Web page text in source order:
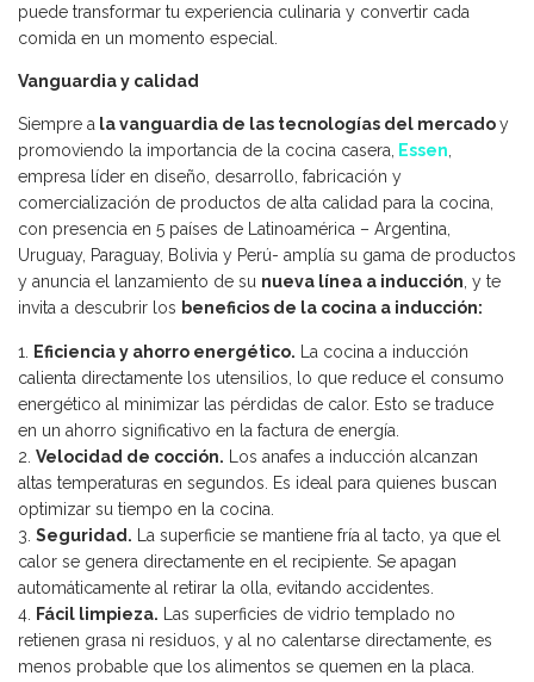
puede transformar tu experiencia culinaria y convertir cada
comida en un momento especial.
Vanguardia y calidad
Siempre a la vanguardia de las tecnologías del mercadoy
promoviendo la importancia de la cocina casera,
Essen
empresa líder en diseño, desarrollo, fabricación y
comercialización de productos de alta calidad para la cocina,
con presencia en 5 países de Latinoamérica – Argentina,
Uruguay, Paraguay, Bolivia y Perú- amplía su gama de productos
y anuncia el lanzamiento de su nueva línea a inducción , y te
invita a descubrir los beneficios de la cocina a inducción:
Eficiencia y ahorro energético. La cocina a inducción
calienta directamente los utensilios, lo que reduce el consumo
energético al minimizar las pérdidas de calor. Esto se traduce
en un ahorro significativo en la factura de energía.
Velocidad de cocción. Los anafes a inducción alcanzan
altas temperaturas en segundos. Es ideal para quienes buscan
optimizar su tiempo en la cocina.
Seguridad. La superficie se mantiene fría al tacto, ya que el
calor se genera directamente en el recipiente. Se apagan
automáticamente al retirar la olla, evitando accidentes.
Fácil limpieza. Las superficies de vidrio templado no
retienen grasa ni residuos, y al no calentarse directamente, es
menos probable que los alimentos se quemen en la placa.